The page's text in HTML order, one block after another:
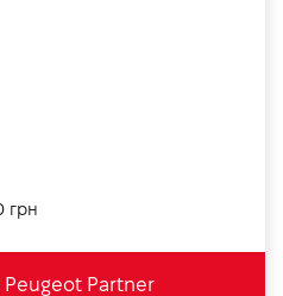
грн
Peugeot Partner